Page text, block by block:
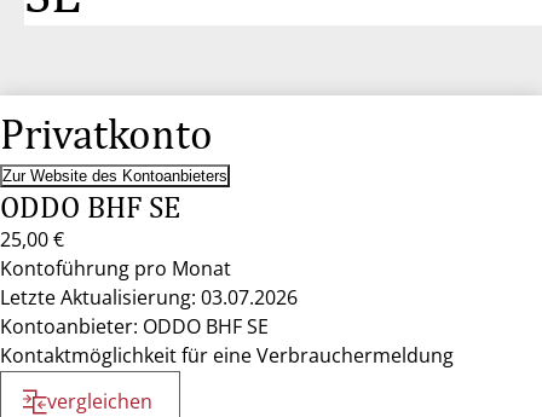
Privatkonto
Zur Website des Kontoanbieters
ODDO BHF SE
25,00 €
Kontoführung pro Monat
Letzte Aktualisierung: 03.07.2026
Kontoanbieter: ODDO BHF SE
Kontaktmöglichkeit für eine Verbrauchermeldung
vergleichen